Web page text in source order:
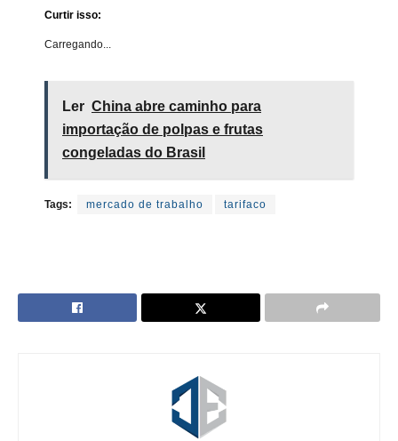
Curtir isso:
Carregando...
Ler China abre caminho para
importação de polpas e frutas
congeladas do Brasil
Tags: mercado de trabalho tarifaco